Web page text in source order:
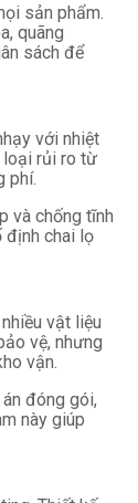
sản phẩm.
quãng
sách để
với nhiệt
loại rủi ro từ
phí.
và chống tĩnh
định chai lọ
vật liệu
vệ, nhưng
vận.
đóng gói,
này giúp